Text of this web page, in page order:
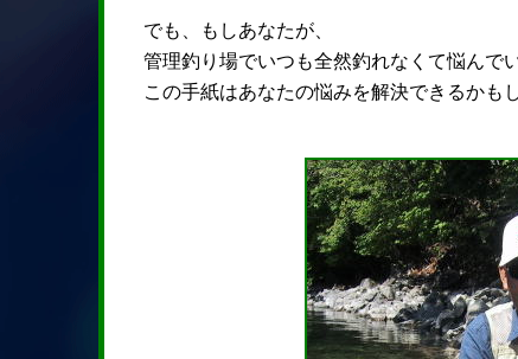
でも、もしあなたが、
管理釣り場でいつも全然釣れなくて悩んで
この手紙はあなたの悩みを解決できるかも